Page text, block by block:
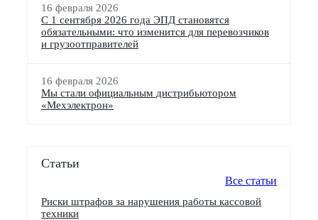
16 февраля 2026
С 1 сентября 2026 года ЭПД становятся
обязательными: что изменится для перевозчиков
и грузоотправителей
16 февраля 2026
Мы стали официальным дистрибьютором
«Мехэлектрон»
Статьи
Все статьи
Риски штрафов за нарушения работы кассовой
техники